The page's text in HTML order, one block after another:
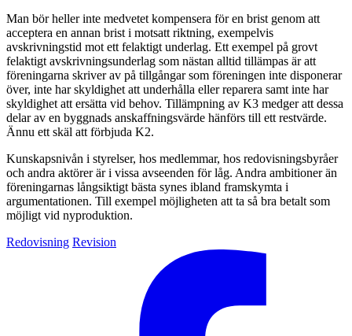
Man bör heller inte medvetet kompensera för en brist genom att
acceptera en annan brist i motsatt riktning, exempelvis
avskrivningstid mot ett felaktigt underlag. Ett exempel på grovt
felaktigt avskrivningsunderlag som nästan alltid tillämpas är att
föreningarna skriver av på tillgångar som föreningen inte disponerar
över, inte har skyldighet att underhålla eller reparera samt inte har
skyldighet att ersätta vid behov. Tillämpning av K3 medger att dessa
delar av en byggnads anskaffningsvärde hänförs till ett restvärde.
Ännu ett skäl att förbjuda K2.
Kunskapsnivån i styrelser, hos medlemmar, hos redovisningsbyråer
och andra aktörer är i vissa avseenden för låg. Andra ambitioner än
föreningarnas långsiktigt bästa synes ibland framskymta i
argumentationen. Till exempel möjligheten att ta så bra betalt som
möjligt vid nyproduktion.
Redovisning Revision